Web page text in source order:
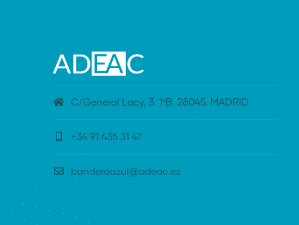
C/General Lacy, 3. 1ºB. 28045. MADRID
+34 91 435 31 47
banderaazul@adeac.es